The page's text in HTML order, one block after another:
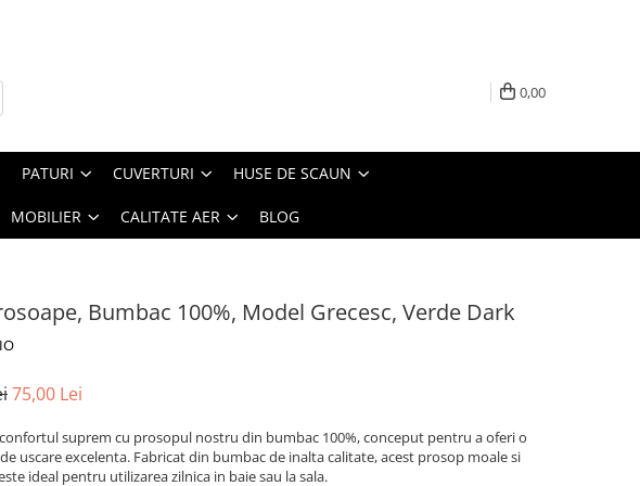
0,00
PATURI CUVERTURI HUSE DE SCAUN
MOBILIER CALITATE AER BLOG
Bumbac 100%, Model Grecesc, Verde Dark
75,00 Lei
suprem cu prosopul nostru din bumbac 100%, conceput pentru a oferi o
uscare excelenta. Fabricat din bumbac de inalta calitate, acest prosop moale si
ideal pentru utilizarea zilnica in baie sau la sala.